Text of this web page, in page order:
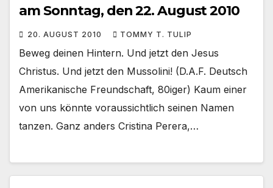
am Sonntag, den 22. August 2010
20. AUGUST 2010 TOMMY T. TULIP
Beweg deinen Hintern. Und jetzt den Jesus
Christus. Und jetzt den Mussolini! (D.A.F. Deutsch
Amerikanische Freundschaft, 80iger) Kaum einer
von uns könnte voraussichtlich seinen Namen
tanzen. Ganz anders Cristina Perera,…